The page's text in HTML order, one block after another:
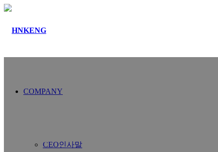
COMPANY
CEO인사말